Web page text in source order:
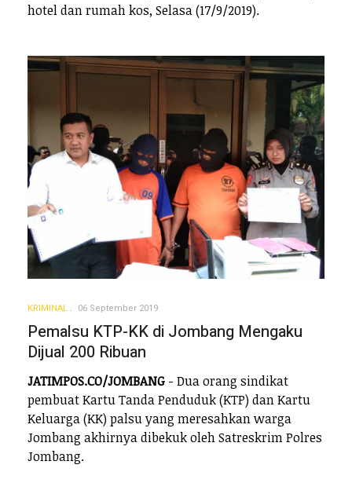
hotel dan rumah kos, Selasa (17/9/2019).
KRIMINAL 06 September 2019
Pemalsu KTP-KK di Jombang Mengaku
Dijual 200 Ribuan
JATIMPOS.CO/JOMBANG - Dua orang sindikat
pembuat Kartu Tanda Penduduk (KTP) dan Kartu
Keluarga (KK) palsu yang meresahkan warga
Jombang akhirnya dibekuk oleh Satreskrim Polres
Jombang.